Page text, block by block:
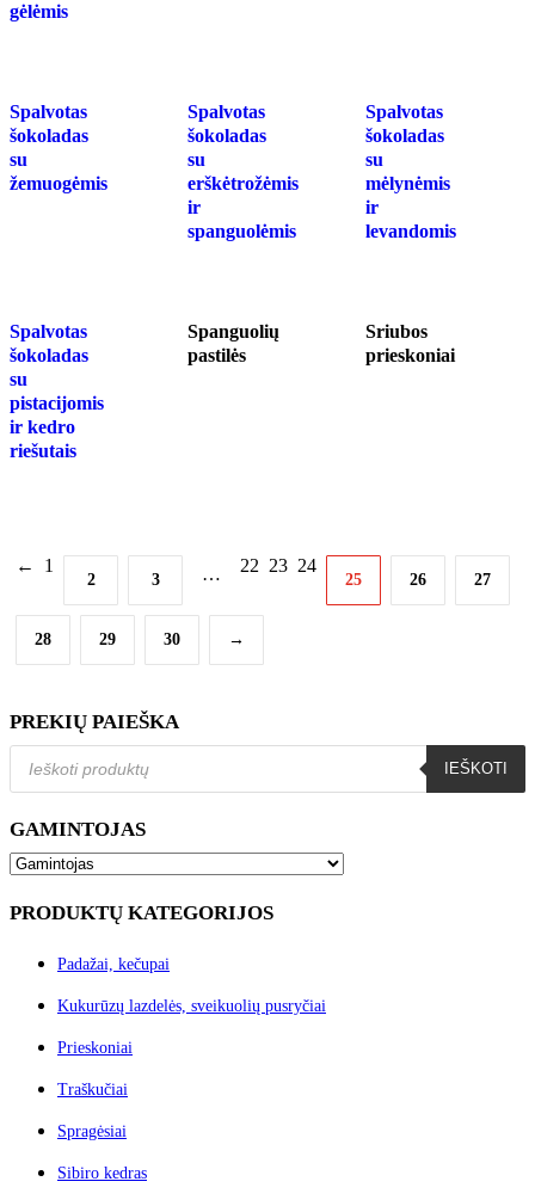
gėlėmis
Spalvotas
šokoladas
su
žemuogėmis
Spalvotas
šokoladas
su
erškėtrožėmis
ir
spanguolėmis
Spalvotas
šokoladas
su
mėlynėmis
ir
levandomis
Spalvotas
šokoladas
su
pistacijomis
ir kedro
riešutais
Spanguolių
pastilės
Sriubos
prieskoniai
← 1
2 3 … 22 23 24
25 26 27
28 29 30 →
PREKIŲ PAIEŠKA
search
IEŠKOTI
GAMINTOJAS
PRODUKTŲ KATEGORIJOS
Padažai, kečupai
Kukurūzų lazdelės, sveikuolių pusryčiai
Prieskoniai
Traškučiai
Spragėsiai
Sibiro kedras